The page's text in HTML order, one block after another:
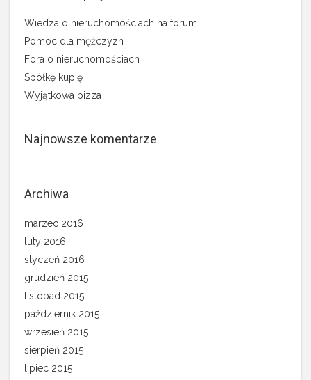
Wiedza o nieruchomościach na forum
Pomoc dla mężczyzn
Fora o nieruchomościach
Spółkę kupię
Wyjątkowa pizza
Najnowsze komentarze
Archiwa
marzec 2016
luty 2016
styczeń 2016
grudzień 2015
listopad 2015
październik 2015
wrzesień 2015
sierpień 2015
lipiec 2015